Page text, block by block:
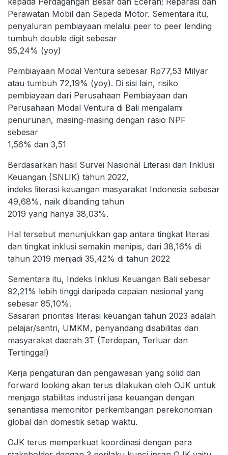
Perawatan Mobil dan Sepeda Motor. Sementara itu,
penyaluran pembiayaan melalui peer to peer lending
tumbuh double digit sebesar
95,24% (yoy)
Pembiayaan Modal Ventura sebesar Rp77,53 Milyar
atau tumbuh 72,19% (yoy). Di sisi lain, risiko
pembiayaan dari Perusahaan Pembiayaan dan
Perusahaan Modal Ventura di Bali mengalami
penurunan, masing-masing dengan rasio NPF
sebesar
1,56% dan 3,51
Berdasarkan hasil Survei Nasional Literasi dan Inklusi
Keuangan (SNLIK) tahun 2022,
indeks literasi keuangan masyarakat Indonesia sebesar
49,68%, naik dibanding tahun
2019 yang hanya 38,03%.
Hal tersebut menunjukkan gap antara tingkat literasi
dan tingkat inklusi semakin menipis, dari 38,16% di
tahun 2019 menjadi 35,42% di tahun 2022
Sementara itu, Indeks Inklusi Keuangan Bali sebesar
92,21% lebih tinggi daripada capaian nasional yang
sebesar 85,10%.
Sasaran prioritas literasi keuangan tahun 2023 adalah
pelajar/santri, UMKM, penyandang disabilitas dan
masyarakat daerah 3T (Terdepan, Terluar dan
Tertinggal)
Kerja pengaturan dan pengawasan yang solid dan
forward looking akan terus dilakukan oleh OJK untuk
menjaga stabilitas industri jasa keuangan dengan
senantiasa memonitor perkembangan perekonomian
global dan domestik setiap waktu.
OJK terus memperkuat koordinasi dengan para